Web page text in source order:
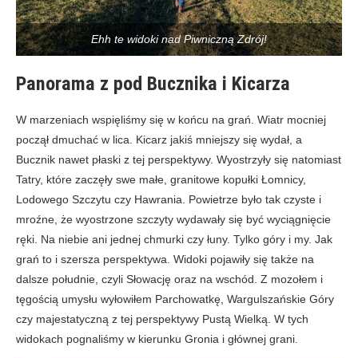
Ehh te widoki nad Piwniczną Zdrój!
Panorama z pod Bucznika i Kicarza
W marzeniach wspięliśmy się w końcu na grań. Wiatr mocniej
począł dmuchać w lica. Kicarz jakiś mniejszy się wydał, a
Bucznik nawet płaski z tej perspektywy. Wyostrzyły się natomiast
Tatry, które zaczęły swe małe, granitowe kopułki Łomnicy,
Lodowego Szczytu czy Hawrania. Powietrze było tak czyste i
mroźne, że wyostrzone szczyty wydawały się być wyciągnięcie
ręki. Na niebie ani jednej chmurki czy łuny. Tylko góry i my. Jak
grań to i szersza perspektywa. Widoki pojawiły się także na
dalsze południe, czyli Słowację oraz na wschód. Z mozołem i
tęgością umysłu wyłowiłem Parchowatkę, Wargulszańskie Góry
czy majestatyczną z tej perspektywy Pustą Wielką. W tych
widokach pognaliśmy w kierunku Gronia i głównej grani.